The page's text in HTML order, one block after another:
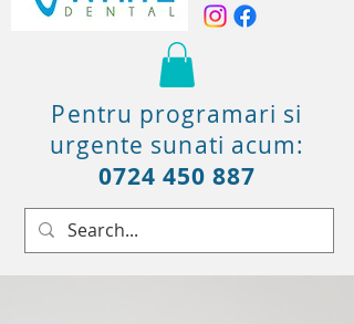
Pentru programari si
urgente sunati acum:
0724 450 887